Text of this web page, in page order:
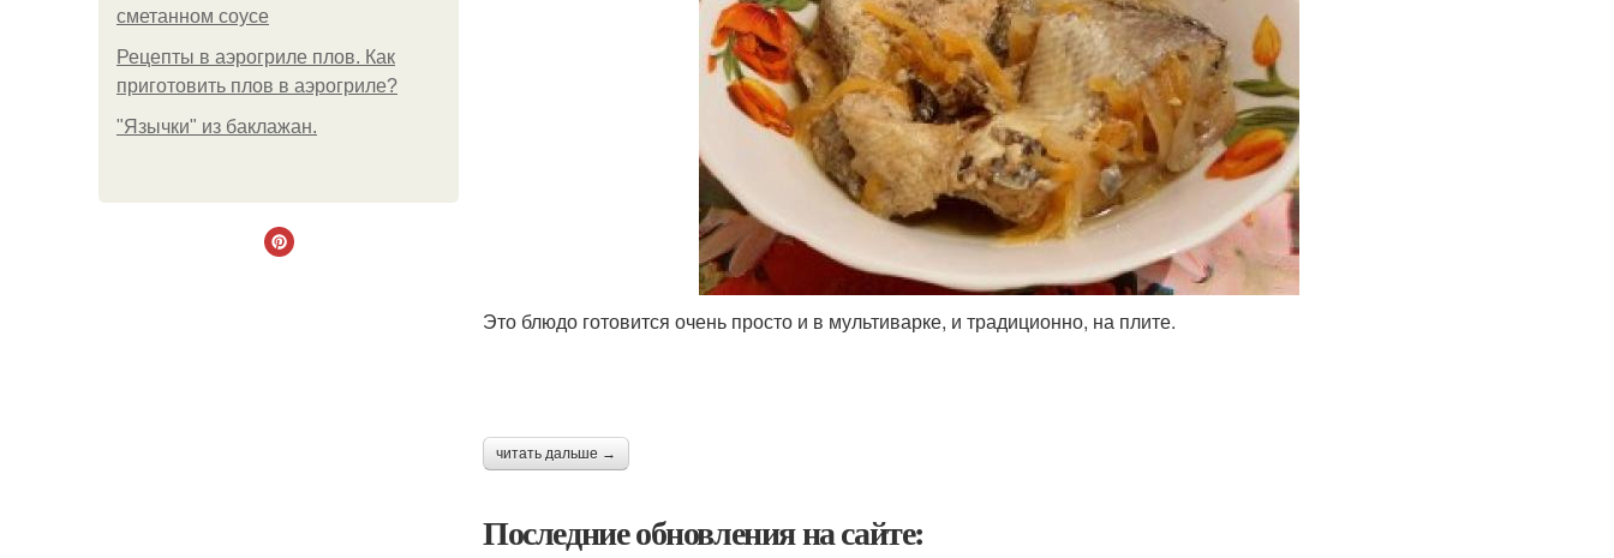
сметанном соусе
Рецепты в аэрогриле плов. Как
приготовить плов в аэрогриле?
"Язычки" из баклажан.
Это блюдо готовится очень просто и в мультиварке, и традиционно, на плите.
читать дальше →
Последние обновления на сайте: